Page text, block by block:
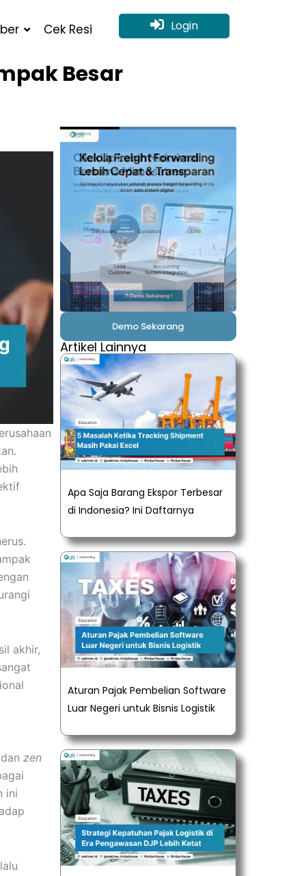
Cek Resi Login
Besar
akhir,
danzen
ini
Demo Sekarang
Artikel Lainnya
Apa Saja Barang Ekspor Terbesar
di Indonesia? Ini Daftarnya
Aturan Pajak Pembelian Software
Luar Negeri untuk Bisnis Logistik